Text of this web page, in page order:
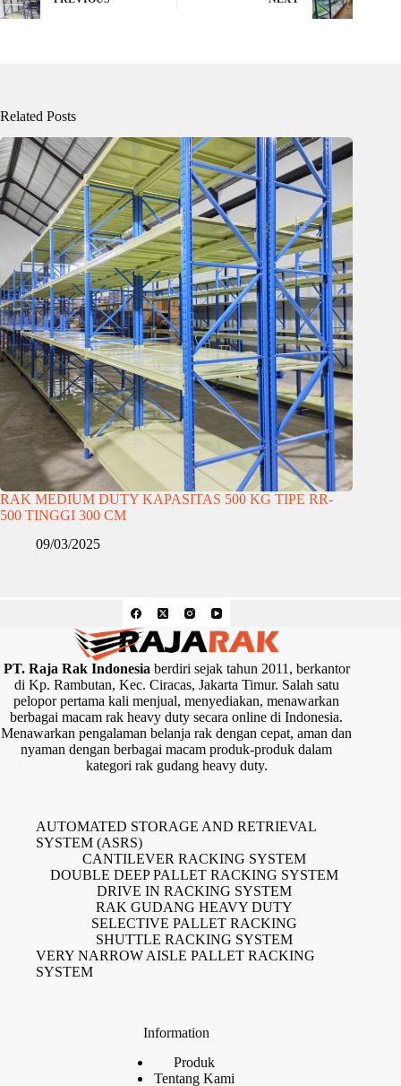
Related Posts
RAK MEDIUM DUTY KAPASITAS 500 KG TIPE RR-
500 TINGGI 300 CM
09/03/2025
PT. Raja Rak Indonesiaberdiri sejak tahun 2011, berkantor
di Kp. Rambutan, Kec. Ciracas, Jakarta Timur. Salah satu
pelopor pertama kali menjual, menyediakan, menawarkan
berbagai macam rak heavy duty secara online di Indonesia.
Menawarkan pengalaman belanja rak dengan cepat, aman dan
nyaman dengan berbagai macam produk-produk dalam
kategori rak gudang heavy duty.
AUTOMATED STORAGE AND RETRIEVAL
SYSTEM (ASRS)
CANTILEVER RACKING SYSTEM
DOUBLE DEEP PALLET RACKING SYSTEM
DRIVE IN RACKING SYSTEM
RAK GUDANG HEAVY DUTY
SELECTIVE PALLET RACKING
SHUTTLE RACKING SYSTEM
VERY NARROW AISLE PALLET RACKING
SYSTEM
Information
Produk
Tentang Kami